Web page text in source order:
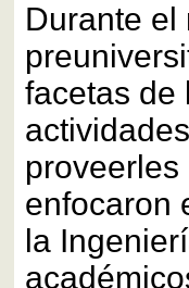
Durante el
facetas de
enfocaron
la